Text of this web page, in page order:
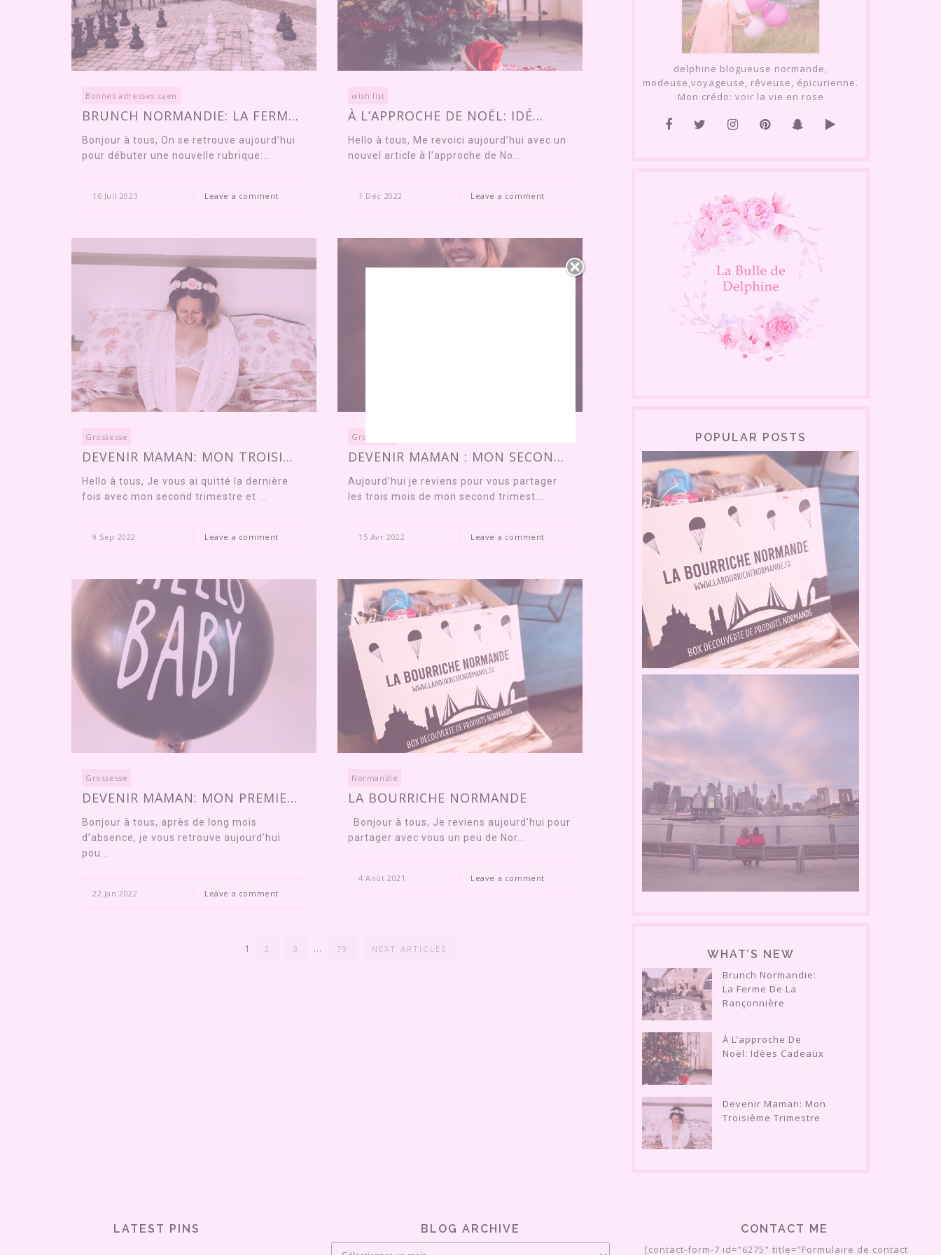
Bonnes adresses caen
BRUNCH NORMANDIE: LA FERM...
Bonjour à tous, On se retrouve aujourd’hui
pour débuter une nouvelle rubrique:...
16 Juil 2023 Leave a comment
wish list
À L’APPROCHE DE NOËL: IDÉ...
Hello à tous, Me revoici aujourd’hui avec un
nouvel article à l’approche de No...
1 Déc 2022 Leave a comment
Grossesse
DEVENIR MAMAN: MON TROISI...
Hello à tous, Je vous ai quitté la dernière
fois avec mon second trimestre et ...
9 Sep 2022 Leave a comment
Grossesse
DEVENIR MAMAN : MON SECON...
Aujourd’hui je reviens pour vous partager
les trois mois de mon second trimest...
15 Avr 2022 Leave a comment
Grossesse
DEVENIR MAMAN: MON PREMIE...
Bonjour à tous, après de long mois
d’absence, je vous retrouve aujourd’hui
pou...
22 Jan 2022 Leave a comment
Normandie
LA BOURRICHE NORMANDE
Bonjour à tous, Je reviens aujourd’hui pour
partager avec vous un peu de Nor...
4 Août 2021 Leave a comment
1 2 3 … 79 NEXT ARTICLES
delphine blogueuse normande,
modeuse,voyageuse, rêveuse, épicurienne.
Mon crédo: voir la vie en rose
POPULAR POSTS
WHAT’S NEW
Brunch Normandie:
La Ferme De La
Rançonnière
À L’approche De
Noël: Idées Cadeaux
Devenir Maman: Mon
Troisième Trimestre
LATEST PINS BLOG ARCHIVE CONTACT ME
[contact-form-7 id="6275" title="Formulaire de contact